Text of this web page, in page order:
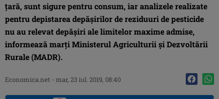
ţară, sunt sigure pentru consum, iar analizele realizate
pentru depistarea depăşirilor de reziduuri de pesticide
nu au relevat depăşiri ale limitelor maxime admise,
informează marţi Ministerul Agriculturii şi Dezvoltării
Rurale (MADR).
Economica.net - mar, 23 iul. 2019, 08:40